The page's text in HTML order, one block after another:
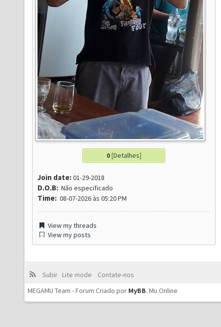
0[Detalhes]
Join date:01-29-2018
D.O.B: Não especificado
Time: 08-07-2026 às 05:20 PM
View my threads
View my posts
Subir Lite mode
Contate-nos
MEGAMU Team - Forum Criado por MyBB. Mu Online